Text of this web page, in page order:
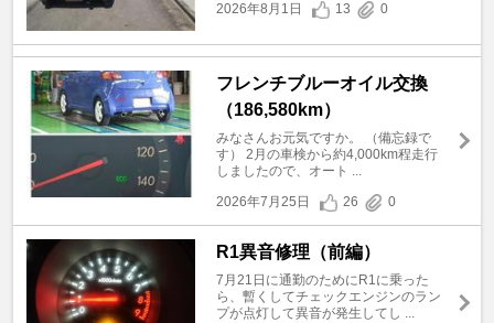
2026年8月1日
13 0
フレンチブルーオイル交換
（186,580km）
みなさんお元気ですか。 （備忘録で
す） 2月の車検から約4,000km程走行
しましたので、オート ...
2026年7月25日
26 0
R1異音修理（前編）
7月21日に通勤のためにR1に乗った
ら、暫くしてチェックエンジンのラン
プが点灯して異音が発生してし ...